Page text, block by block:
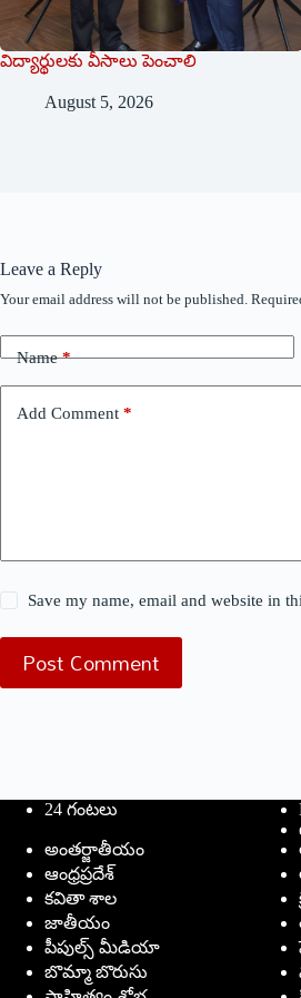
విద్యార్థులకు వీసాలు పెంచాలి
August 5, 2026
Leave a Reply
Your email address will not be published.
Name*
Add Comment *
Save my name, email and website in
Post Comment
24 గంటలు
అంతర్జాతీయం
ఆంధ్రప్రదేశ్
కవితా శాల
జాతీయం
పీపుల్స్ ‌మీడియా
బొమ్మా బొరుసు